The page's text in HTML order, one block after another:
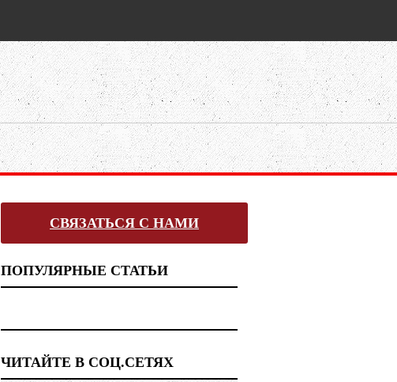
СВЯЗАТЬСЯ С НАМИ
ПОПУЛЯРНЫЕ СТАТЬИ
ЧИТАЙТЕ В СОЦ.СЕТЯХ